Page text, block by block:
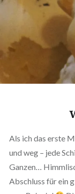
Als ich das erste
und weg – jede
Ganzen…
Abschluss für ein